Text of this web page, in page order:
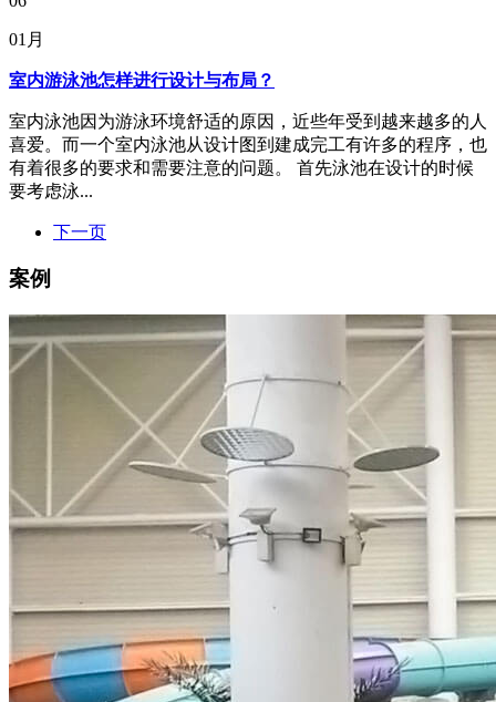
01月
室内游泳池怎样进行设计与布局？
室内泳池因为游泳环境舒适的原因，近些年受到越来越多的人
喜爱。而一个室内泳池从设计图到建成完工有许多的程序，也
有着很多的要求和需要注意的问题。 首先泳池在设计的时候
要考虑泳...
下一页
案例